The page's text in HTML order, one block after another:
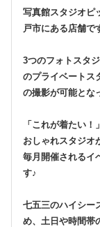
写真館スタジオピ
戸市にある店舗で
3つのフォトスタ
のプライベートス
の撮影が可能とな
「これが着たい
おしゃれスタジオ
毎月開催されるイ
す♪
七五三のハイシー
め、土日や時間帯